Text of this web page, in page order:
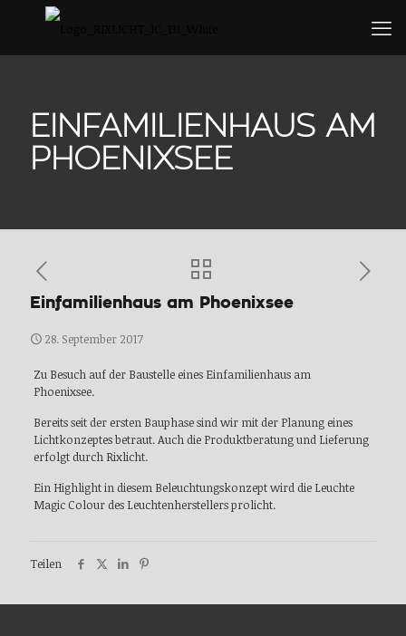
EINFAMILIENHAUS AM
PHOENIXSEE
Einfamilienhaus am Phoenixsee
28. September 2017
Zu Besuch auf der Baustelle eines Einfamilienhaus am
Phoenixsee.
Bereits seit der ersten Bauphase sind wir mit der Planung eines
Lichtkonzeptes betraut. Auch die Produktberatung und Lieferung
erfolgt durch Rixlicht.
Ein Highlight in diesem Beleuchtungskonzept wird die Leuchte
Magic Colour des Leuchtenherstellers prolicht.
Teilen